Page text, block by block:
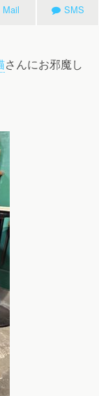
Mail SMS
さんにお邪魔し